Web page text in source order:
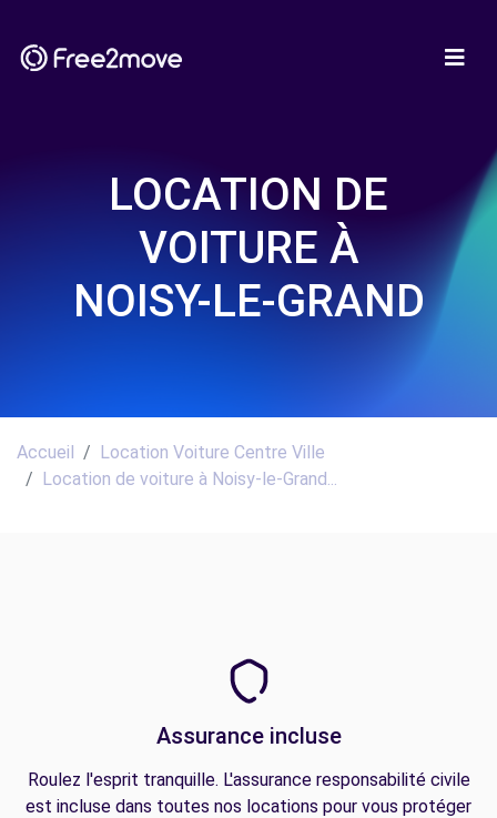
LOCATION DE
VOITURE À
NOISY-LE-GRAND
Accueil
Location Voiture Centre Ville
Location de voiture à Noisy-le-Grand...
Assurance incluse
Roulez l'esprit tranquille. L'assurance responsabilité civile
est incluse dans toutes nos locations pour vous protéger